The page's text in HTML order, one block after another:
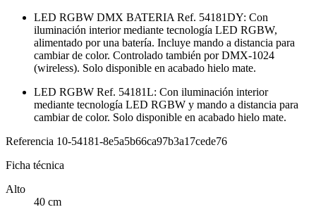
LED RGBW DMX BATERIA Ref. 54181DY: Con
iluminación interior mediante tecnología LED RGBW,
alimentado por una batería. Incluye mando a distancia para
cambiar de color. Controlado también por DMX-1024
(wireless). Solo disponible en acabado hielo mate.
LED RGBW Ref. 54181L: Con iluminación interior
mediante tecnología LED RGBW y mando a distancia para
cambiar de color. Solo disponible en acabado hielo mate.
Referencia 10-54181-8e5a5b66ca97b3a17cede76
Ficha técnica
Alto
40 cm